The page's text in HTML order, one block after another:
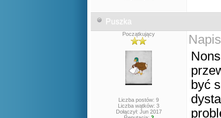
Puszka
Początkujący
Liczba postów: 9
Liczba wątków: 3
Dołączył: Jun 2017
być